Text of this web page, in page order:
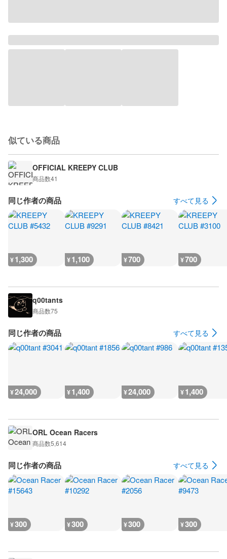
似ている商品
OFFICIAL KREEPY CLUB
商品数41
同じ作者の商品 すべて見る
¥1,300 ¥1,100 ¥700 ¥700
q00tants
商品数75
同じ作者の商品 すべて見る
¥24,000 ¥1,400 ¥24,000 ¥1,400
ORL Ocean Racers
商品数5,614
同じ作者の商品 すべて見る
¥300 ¥300 ¥300 ¥300